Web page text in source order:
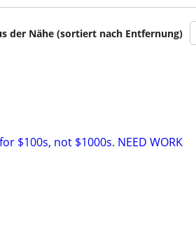
der Nähe (sortiert nach Entfernung)
$100s, not $1000s. NEED WORK